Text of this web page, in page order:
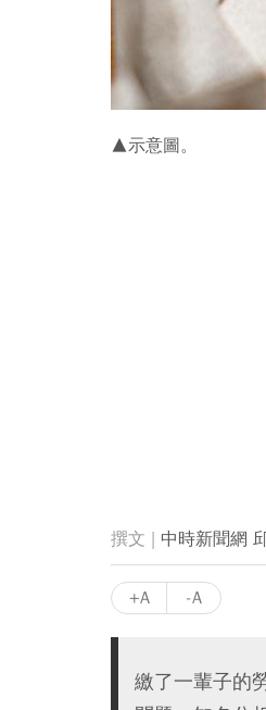
▲示意圖。
中時新聞網
+A -A
繳了一輩子的